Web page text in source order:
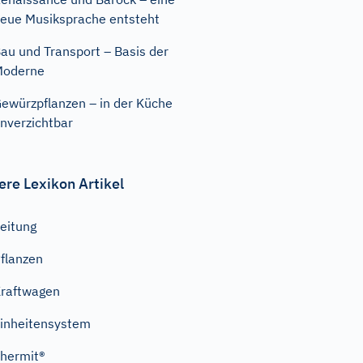
Musiksprache entsteht
und Transport – Basis der
– in der Küche
Lexikon Artikel